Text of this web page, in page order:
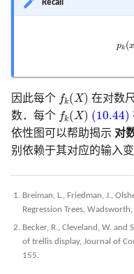
Recall
pk (x
因此每个 fk(X)
f (X)
在对数
数．每个 fk(X)
f (X) (10.44)
(10.44)
依性图可以帮助揭示 对
别依赖于其对应的输入变
Breiman, L., Friedman, J.,
Regression Trees,
Becker, R., Cleveland, W.
of trellis display, Journal of
155.